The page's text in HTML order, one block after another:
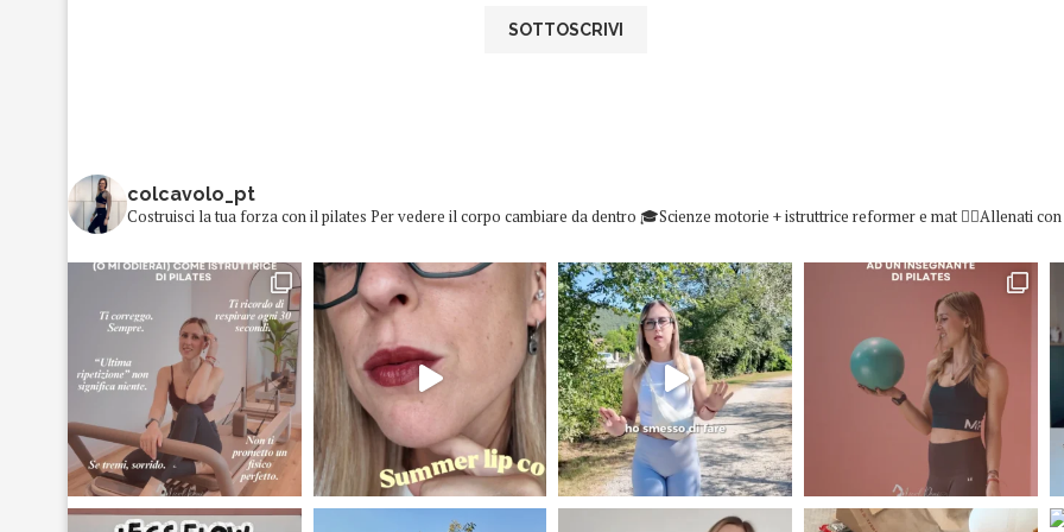
colcavolo_pt
Costruisci la tua forza con il pilates Per vedere il corpo cambiare da dentro 🎓Scienze motorie + istruttrice reformer e mat 👇🏻Allenati